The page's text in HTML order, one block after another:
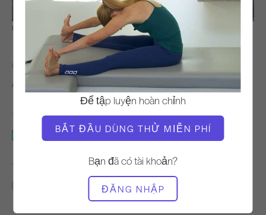
Để tập luyện hoàn chỉnh
BẮT ĐẦU DÙNG THỬ MIỄN PHÍ
Bạn đã có tài khoản?
ĐĂNG NHẬP
Quan sát & Học hỏi
GIÁO VIÊN
Alisa Wyatt
THỜI GIAN VIDEO
1:39
THIẾT BỊ CẦN THIẾT
TÌM LỚP HỌC TƯƠNG TỰ CHO